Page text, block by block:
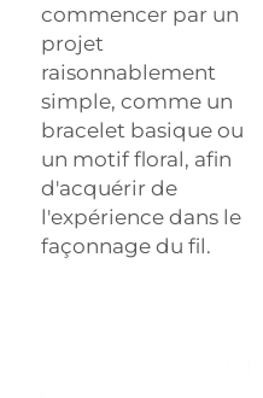
commencer par un
projet
raisonnablement
simple, comme un
bracelet basique ou
un motif floral, afin
d'acquérir de
l'expérience dans le
façonnage du fil.